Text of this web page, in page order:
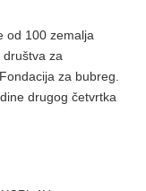
od 100 zemalja
za
za bubreg.
drugog četvrtka